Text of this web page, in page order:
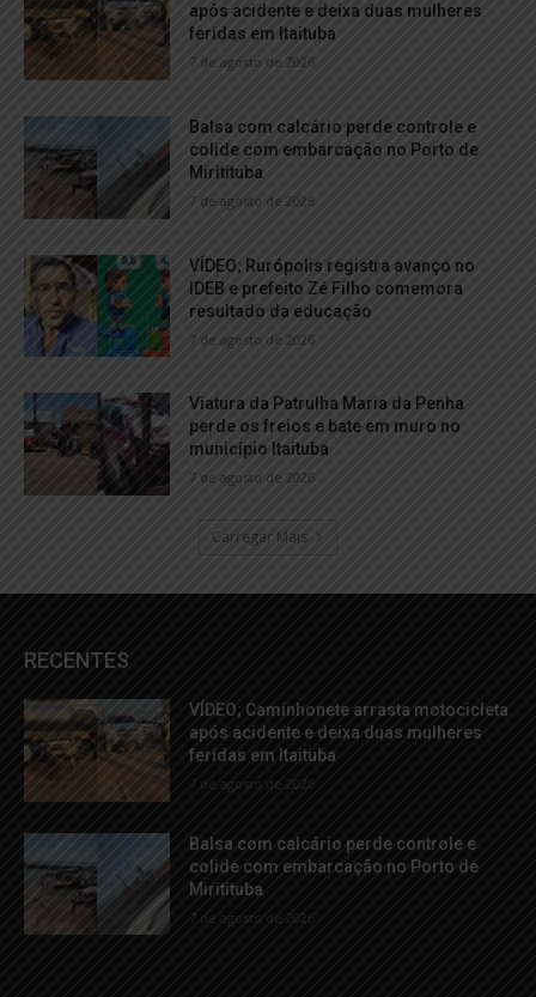
após acidente e deixa duas mulheres
feridas em Itaituba
7 de agosto de 2026
Balsa com calcário perde controle e
colide com embarcação no Porto de
Miritituba
7 de agosto de 2026
VÍDEO; Rurópolis registra avanço no
IDEB e prefeito Zé Filho comemora
resultado da educação
7 de agosto de 2026
Viatura da Patrulha Maria da Penha
perde os freios e bate em muro no
município Itaituba
7 de agosto de 2026
Carregar Mais
RECENTES
VÍDEO; Caminhonete arrasta motocicleta
após acidente e deixa duas mulheres
feridas em Itaituba
7 de agosto de 2026
Balsa com calcário perde controle e
colide com embarcação no Porto de
Miritituba
7 de agosto de 2026